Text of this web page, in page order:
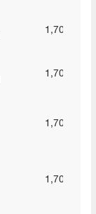
1,70%
1,70%
1,70%
1,70%